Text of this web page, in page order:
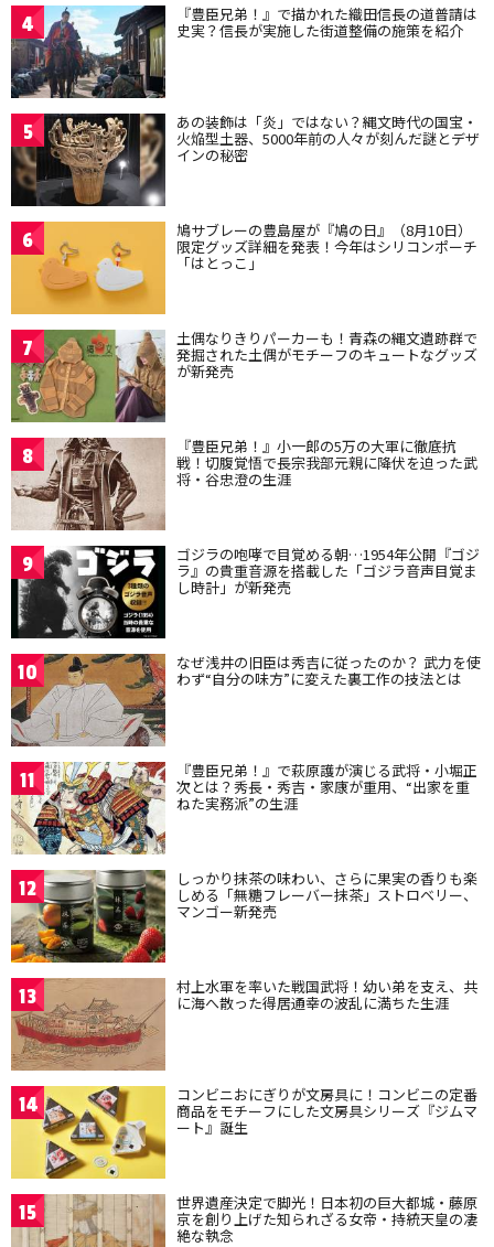
4 『豊臣兄弟！』で描かれた織田信長の道普請は
史実？信長が実施した街道整備の施策を紹介
5 あの装飾は「炎」ではない？縄文時代の国宝・
火焔型土器、5000年前の人々が刻んだ謎とデザ
インの秘密
6 鳩サブレーの豊島屋が『鳩の日』（8月10日）
限定グッズ詳細を発表！今年はシリコンポーチ
「はとっこ」
7 土偶なりきりパーカーも！青森の縄文遺跡群で
発掘された土偶がモチーフのキュートなグッズ
が新発売
8 『豊臣兄弟！』小一郎の5万の大軍に徹底抗
戦！切腹覚悟で長宗我部元親に降伏を迫った武
将・谷忠澄の生涯
9 ゴジラの咆哮で目覚める朝…1954年公開『ゴジ
ラ』の貴重音源を搭載した「ゴジラ音声目覚ま
し時計」が新発売
10 なぜ浅井の旧臣は秀吉に従ったのか？ 武力を使
わず“自分の味方”に変えた裏工作の技法とは
11 『豊臣兄弟！』で萩原護が演じる武将・小堀正
次とは？秀長・秀吉・家康が重用、“出家を重
ねた実務派”の生涯
12 しっかり抹茶の味わい、さらに果実の香りも楽
しめる「無糖フレーバー抹茶」ストロベリー、
マンゴー新発売
13 村上水軍を率いた戦国武将！幼い弟を支え、共
に海へ散った得居通幸の波乱に満ちた生涯
14 コンビニおにぎりが文房具に！コンビニの定番
商品をモチーフにした文房具シリーズ『ジムマ
ート』誕生
15 世界遺産決定で脚光！日本初の巨大都城・藤原
京を創り上げた知られざる女帝・持統天皇の凄
絶な執念